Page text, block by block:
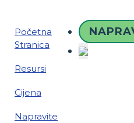
Početna
Stranica
Resursi
Cijena
Napravite